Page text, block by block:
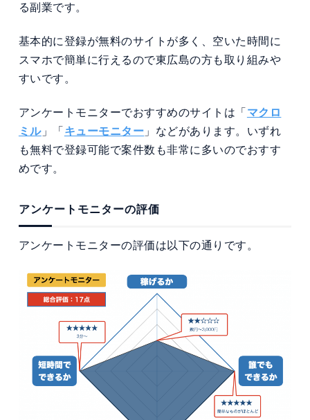
る副業です。
基本的に登録が無料のサイトが多く、空いた時間に
スマホで簡単に行えるので東広島の方も取り組みや
すいです。
アンケートモニターでおすすめのサイトは「 マクロ
ミル」「 キューモニター 」などがあります。いずれ
も無料で登録可能で案件数も非常に多いのでおすす
めです。
アンケートモニターの評価
アンケートモニターの評価は以下の通りです。